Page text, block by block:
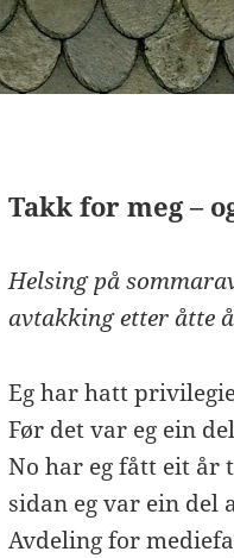
Takk for meg –
Helsing på
avtakking etter åtte
Eg har hatt
Før det var eg ein
No har eg fått eit år
sidan eg var ein del
Avdeling for